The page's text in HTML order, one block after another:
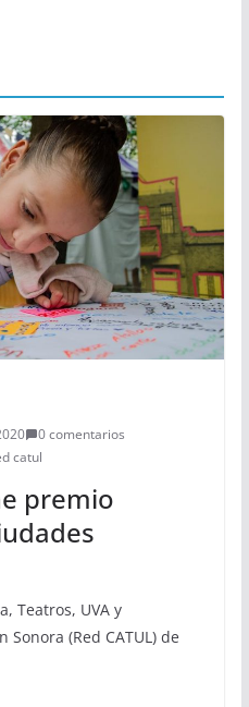
0 comentarios
catul
premio
Teatros, UVA y
(Red CATUL) de